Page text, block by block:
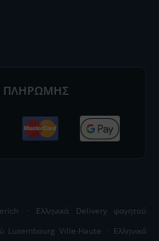
ΠΛΗΡΩΜΉΣ
.
Ελληνικά Delivery φαγητού
Luxembourg Ville-Haute . Ελληνικά